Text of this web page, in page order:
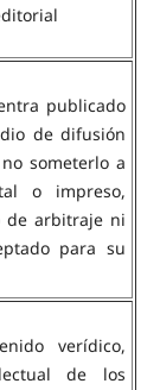
publicado
de difusión
someterlo a
o impreso,
de arbitraje ni
para su
verídico,
de los